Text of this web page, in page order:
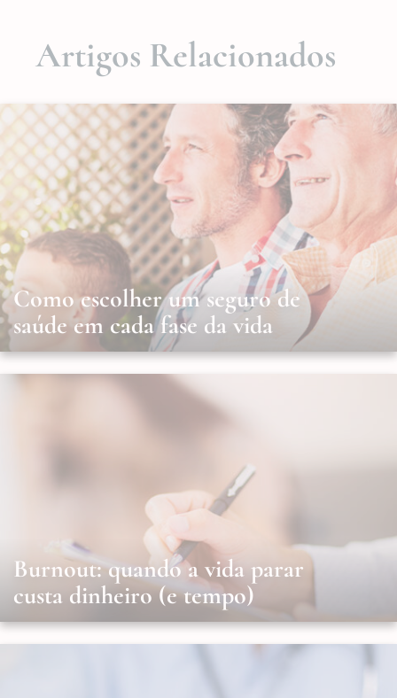
Artigos Relacionados
Como escolher um seguro de
saúde em cada fase da vida
Burnout: quando a vida parar
custa dinheiro (e tempo)